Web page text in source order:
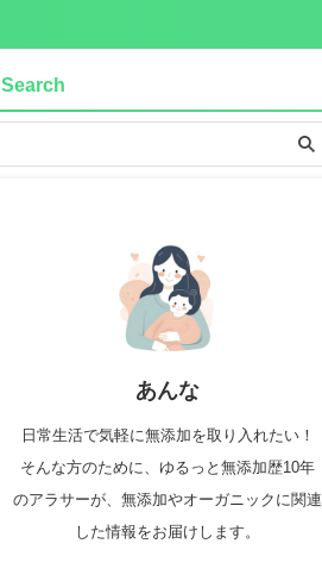
Search
あんな
日常生活で気軽に無添加を取り入れたい！
そんな方のために、ゆるっと無添加歴10年
のアラサーが、無添加やオーガニックに関連
した情報をお届けします。